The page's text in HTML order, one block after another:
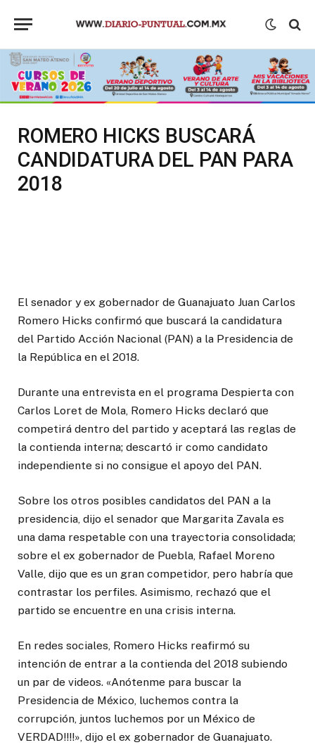
ROMERO HICKS BUSCARÁ
CANDIDATURA DEL PAN PARA
2018
El senador y ex gobernador de Guanajuato Juan Carlos
Romero Hicks confirmó que buscará la candidatura
del Partido Acción Nacional (PAN) a la Presidencia de
la República en el 2018.
Durante una entrevista en el programa Despierta con
Carlos Loret de Mola, Romero Hicks declaró que
competirá dentro del partido y aceptará las reglas de
la contienda interna; descartó ir como candidato
independiente si no consigue el apoyo del PAN.
Sobre los otros posibles candidatos del PAN a la
presidencia, dijo el senador que Margarita Zavala es
una dama respetable con una trayectoria consolidada;
sobre el ex gobernador de Puebla, Rafael Moreno
Valle, dijo que es un gran competidor, pero habría que
contrastar los perfiles. Asimismo, rechazó que el
partido se encuentre en una crisis interna.
En redes sociales, Romero Hicks reafirmó su
intención de entrar a la contienda del 2018 subiendo
un par de videos. «Anótenme para buscar la
Presidencia de México, luchemos contra la
corrupción, juntos luchemos por un México de
VERDAD!!!!», dijo el ex gobernador de Guanajuato.